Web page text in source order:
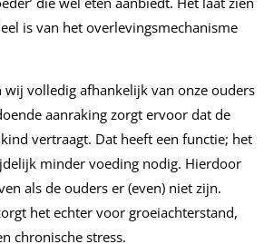
is van het overlevingsmechanisme
wij volledig afhankelijk van onze ouders
aanraking zorgt ervoor dat de
vertraagt. Dat heeft een functie; het
minder voeding nodig. Hierdoor
als de ouders er (even) niet zijn.
het echter voor groeiachterstand,
chronische stress.